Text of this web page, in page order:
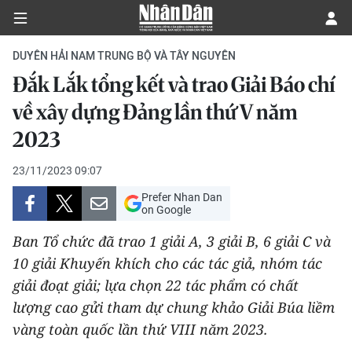
CHÍNH TRỊ
KINH TẾ
VĂN HÓA
XÃ HỘI
PHÁP LUẬT
DU LỊCH
THẾ GIỚI
DUYÊN HẢI NAM TRUNG BỘ VÀ TÂY NGUYÊN
Đắk Lắk tổng kết và trao Giải Báo chí
về xây dựng Đảng lần thứ V năm
2023
23/11/2023 09:07
Prefer Nhan Dan
on Google
Ban Tổ chức đã trao 1 giải A, 3 giải B, 6 giải C và
10 giải Khuyến khích cho các tác giả, nhóm tác
giải đoạt giải; lựa chọn 22 tác phẩm có chất
lượng cao gửi tham dự chung khảo Giải Búa liềm
vàng toàn quốc lần thứ VIII năm 2023.